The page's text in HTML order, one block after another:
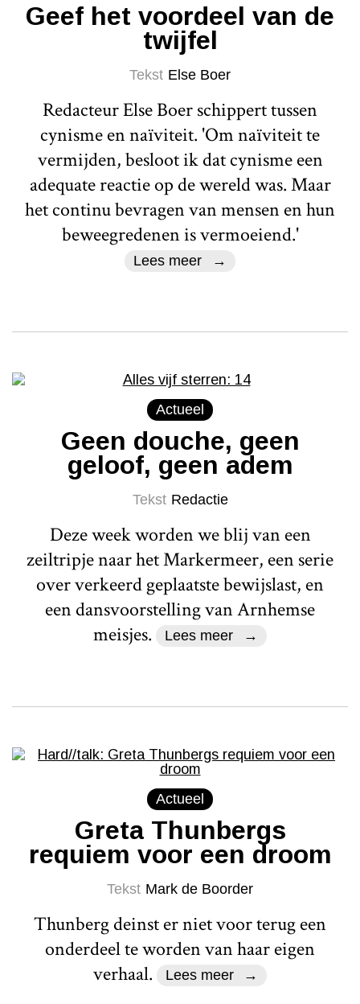
Geef het voordeel van de
twijfel
Tekst Else Boer
Redacteur Else Boer schippert tussen
cynisme en naïviteit. 'Om naïviteit te
vermijden, besloot ik dat cynisme een
adequate reactie op de wereld was. Maar
het continu bevragen van mensen en hun
beweegredenen is vermoeiend.'
Lees meer
Actueel
Geen douche, geen
geloof, geen adem
Tekst Redactie
Deze week worden we blij van een
zeiltripje naar het Markermeer, een serie
over verkeerd geplaatste bewijslast, en
een dansvoorstelling van Arnhemse
meisjes.
Lees meer
Actueel
Greta Thunbergs
requiem voor een droom
Tekst Mark de Boorder
Thunberg deinst er niet voor terug een
onderdeel te worden van haar eigen
verhaal.
Lees meer